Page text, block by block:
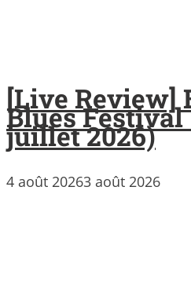
[Live Review]
Blues Festival
juillet 2026)
4 août 20263 août 2026